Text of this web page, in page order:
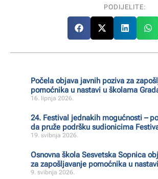
PODIJELITE:
Počela objava javnih poziva za
pomoćnika u nastavi u školama
16. lipnja 2026.
24. Festival jednakih mogućnosti –
da pruže podršku sudionicima
19. svibnja 2026.
Osnovna škola Sesvetska Sopnica
za zapošljavanje pomoćnika u nastavi
9. svibnja 2026.